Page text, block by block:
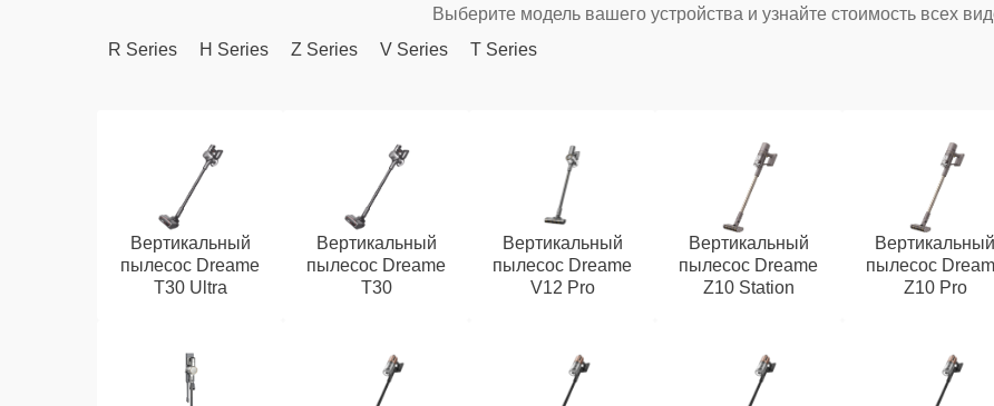
Выберите модель вашего устройства и узнайте стоимость всех
R Series
H Series Z Series V Series T Series
Вертикальный
пылесос Dreame
T30 Ultra
Вертикальный
пылесос Dreame
T30
Вертикальный
пылесос Dreame
V12 Pro
Вертикальный
пылесос Dreame
Z10 Station
Вертикальный
пылесос
Z10 Pro